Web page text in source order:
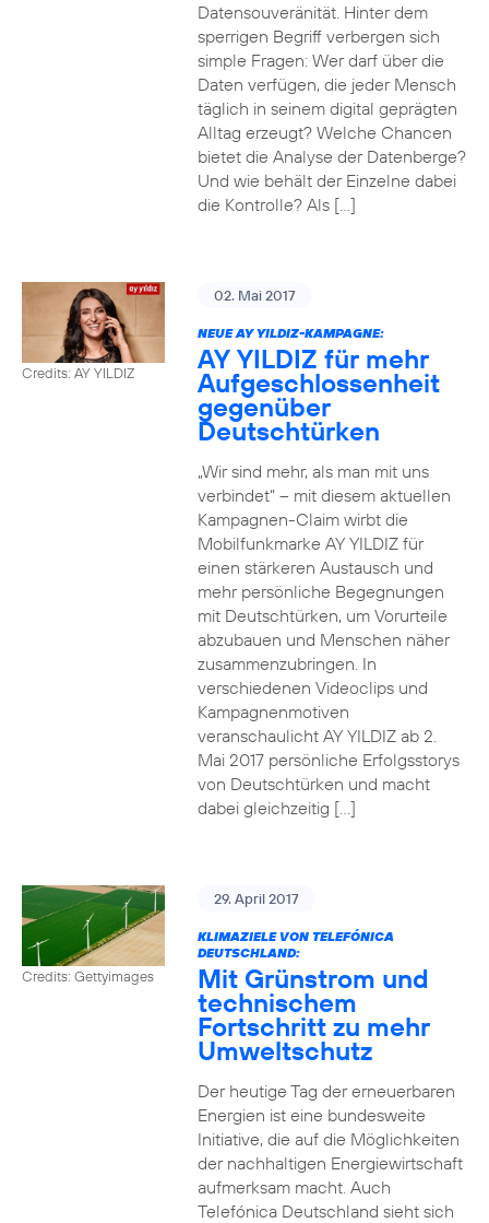
Datensouveränität. Hinter dem
sperrigen Begriff verbergen sich
simple Fragen: Wer darf über die
Daten verfügen, die jeder Mensch
täglich in seinem digital geprägten
Alltag erzeugt? Welche Chancen
bietet die Analyse der Datenberge?
Und wie behält der Einzelne dabei
die Kontrolle? Als […]
Credits: AY YILDIZ
02. Mai 2017
NEUE AY YILDIZ-KAMPAGNE:
AY YILDIZ für mehr
Aufgeschlossenheit
gegenüber
Deutschtürken
„Wir sind mehr, als man mit uns
verbindet“ – mit diesem aktuellen
Kampagnen-Claim wirbt die
Mobilfunkmarke AY YILDIZ für
einen stärkeren Austausch und
mehr persönliche Begegnungen
mit Deutschtürken, um Vorurteile
abzubauen und Menschen näher
zusammenzubringen. In
verschiedenen Videoclips und
Kampagnenmotiven
veranschaulicht AY YILDIZ ab 2.
Mai 2017 persönliche Erfolgsstorys
von Deutschtürken und macht
dabei gleichzeitig […]
Credits: Gettyimages
29. April 2017
KLIMAZIELE VON TELEFÓNICA
DEUTSCHLAND:
Mit Grünstrom und
technischem
Fortschritt zu mehr
Umweltschutz
Der heutige Tag der erneuerbaren
Energien ist eine bundesweite
Initiative, die auf die Möglichkeiten
der nachhaltigen Energiewirtschaft
aufmerksam macht. Auch
Telefónica Deutschland sieht sich